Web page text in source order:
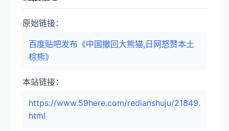
原始链接：
百度贴吧发布《中国撤回大熊猫,日网怒赞本土
棕熊》
本站链接：
https://www.59here.com/redianshuju/21849.
html